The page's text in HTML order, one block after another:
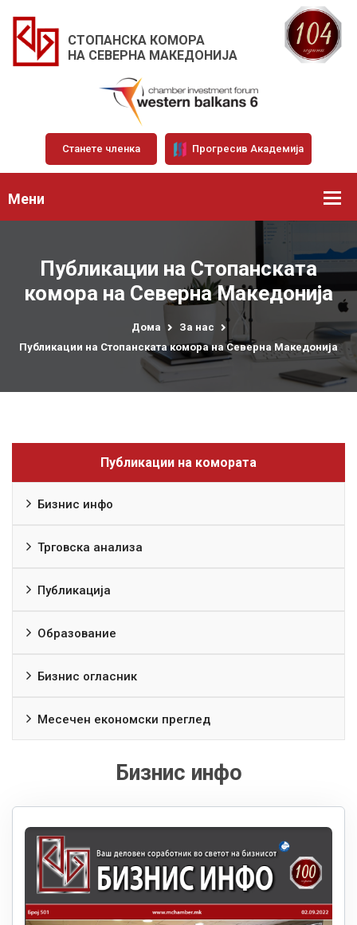
СТОПАНСКА КОМОРА
НА СЕВЕРНА МАКЕДОНИЈА
Станете членка Прогресив Академија
Мени
Публикации на Стопанската
комора на Северна Македонија
Дома
За нас
Публикации на Стопанската комора на Северна Македонија
Публикации на комората
Бизнис инфо
Трговска анализа
Публикација
Образование
Бизнис огласник
Месечен економски преглед
Бизнис инфо